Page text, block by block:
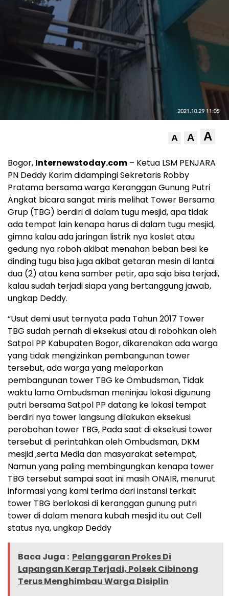
A A A
Bogor, Internewstoday.com – Ketua LSM PENJARA
PN Deddy Karim didampingi Sekretaris Robby
Pratama bersama warga Keranggan Gunung Putri
Angkat bicara sangat miris melihat Tower Bersama
Grup (TBG) berdiri di dalam tugu mesjid, apa tidak
ada tempat lain kenapa harus di dalam tugu mesjid,
gimna kalau ada jaringan listrik nya koslet atau
gedung nya roboh akibat menahan beban besi ke
dinding tugu bisa juga akibat getaran mesin di lantai
dua (2) atau kena samber petir, apa saja bisa terjadi,
kalau sudah terjadi siapa yang bertanggung jawab,
ungkap Deddy.
“Usut demi usut ternyata pada Tahun 2017 Tower
TBG sudah pernah di eksekusi atau di robohkan oleh
Satpol PP Kabupaten Bogor, dikarenakan ada warga
yang tidak mengizinkan pembangunan tower
tersebut, ada warga yang melaporkan
pembangunan tower TBG ke Ombudsman, Tidak
waktu lama Ombudsman meninjau lokasi digunung
putri bersama Satpol PP datang ke lokasi tempat
berdiri nya tower langsung dilakukan eksekusi
perobohan tower TBG, Pada saat di eksekusi tower
tersebut di perintahkan oleh Ombudsman, DKM
mesjid ,serta Media dan masyarakat setempat,
Namun yang paling membingungkan kenapa tower
TBG tersebut sampai saat ini masih ONAIR, menurut
informasi yang kami terima dari instansi terkait
tower TBG berlokasi di keranggan gunung putri
tower di dalam menara kubah mesjid itu out Cell
status nya, ungkap Deddy
Baca Juga : Pelanggaran Prokes Di
Lapangan Kerap Terjadi, Polsek Cibinong
Terus Menghimbau Warga Disiplin